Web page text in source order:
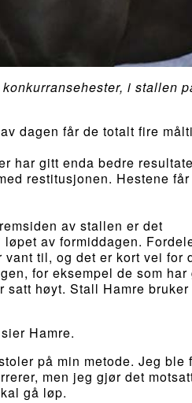
i stallen
dagen får de totalt fire
har gitt enda bedre
restitusjonen. Hestene
av stallen er det
av formiddagen.
til, og det er kort vei for
for eksempel de som har
høyt. Stall Hamre
Hamre.
på min metode. Jeg ble
men jeg gjør det
gå løp.